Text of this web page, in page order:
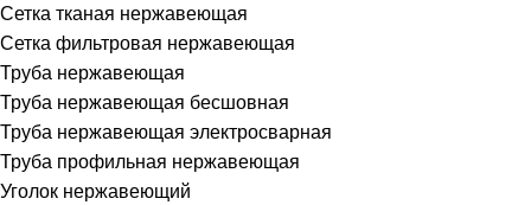
Сетка тканая нержавеющая
Сетка фильтровая нержавеющая
Труба нержавеющая
Труба нержавеющая бесшовная
Труба нержавеющая электросварная
Труба профильная нержавеющая
Уголок нержавеющий